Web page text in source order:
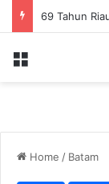
Menu
Home / Batam